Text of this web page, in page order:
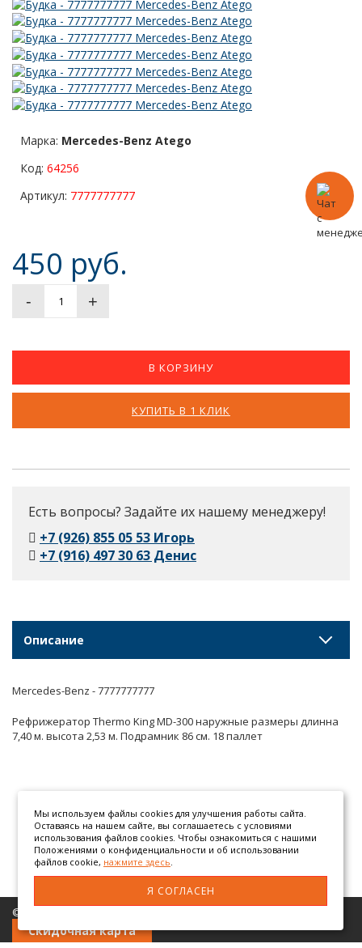
Марка: Mercedes-Benz Atego
Код: 64256
Артикул: 7777777777
450 руб.
- +
В КОРЗИНУ
КУПИТЬ В 1 КЛИК
Есть вопросы? Задайте их нашему менеджеру!
+7 (926) 855 05 53 Игорь
+7 (916) 497 30 63 Денис
Описание
Mercedes-Benz - 7777777777
Рефрижератор Thermo King MD-300 наружные размеры длинна
7,40 м. высота 2,53 м. Подрамник 86 см. 18 паллет
© 2026 ООО «АТЕГОМАН» грузовые автозапчасти
Скидочная карта
Мы используем файлы cookies для улучшения работы сайта.
Оставаясь на нашем сайте, вы соглашаетесь с условиями
использования файлов cookies. Чтобы ознакомиться с нашими
Положениями о конфиденциальности и об использовании
файлов cookie, нажмите здесь.
Я СОГЛАСЕН